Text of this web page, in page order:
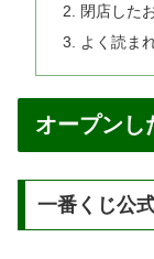
閉店した
よく読ま
オープンし
一番くじ公